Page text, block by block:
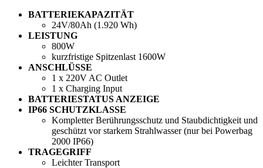
BATTERIEKAPAZITÄT
24V/80Ah (1.920 Wh)
LEISTUNG
800W
kurzfristige Spitzenlast 1600W
ANSCHLÜSSE
1 x 220V AC Outlet
1 x Charging Input
BATTERIESTATUS ANZEIGE
IP66 SCHUTZKLASSE
Kompletter Berührungsschutz und Staubdichtigkeit und
geschützt vor starkem Strahlwasser (nur bei Powerbag
2000 IP66)
TRAGEGRIFF
Leichter Transport